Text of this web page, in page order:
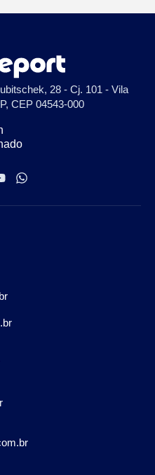
28 - Cj. 101 - Vila
CEP 04543-000